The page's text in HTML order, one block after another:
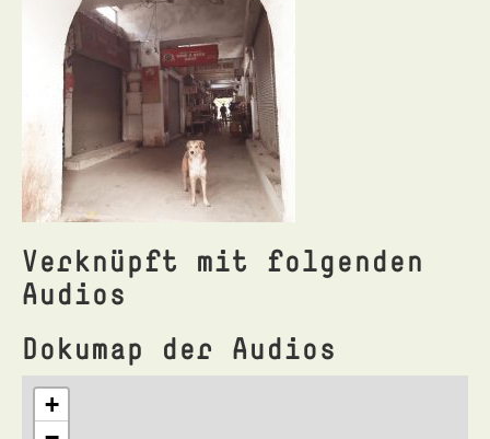
Verknüpft mit folgenden
Audios
Dokumap der Audios